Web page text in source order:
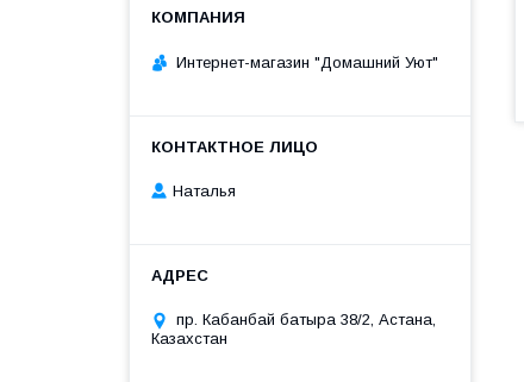
Интернет-магазин "Домашний Уют"
Наталья
пр. Кабанбай батыра 38/2, Астана,
Казахстан